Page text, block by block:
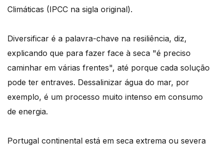
Climáticas (IPCC na sigla original).
Diversificar é a palavra-chave na resiliência, diz,
explicando que para fazer face à seca "é preciso
caminhar em várias frentes", até porque cada solução
pode ter entraves. Dessalinizar água do mar, por
exemplo, é um processo muito intenso em consumo
de energia.
Portugal continental está em seca extrema ou severa